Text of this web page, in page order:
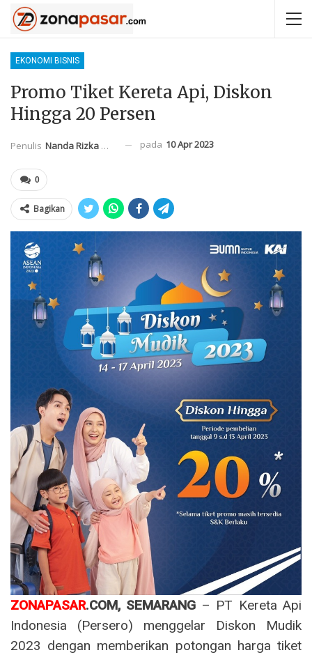
EKONOMI BISNIS
Promo Tiket Kereta Api, Diskon
Hingga 20 Persen
Penulis Nanda Rizka Mahendra pada 10 Apr 2023
0
Bagikan
ZONAPASAR.COM, SEMARANG – PT Kereta Api
Indonesia (Persero) menggelar Diskon Mudik
2023 dengan memberikan potongan harga tiket